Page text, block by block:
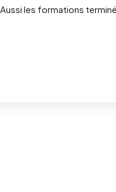
Aussi les formations